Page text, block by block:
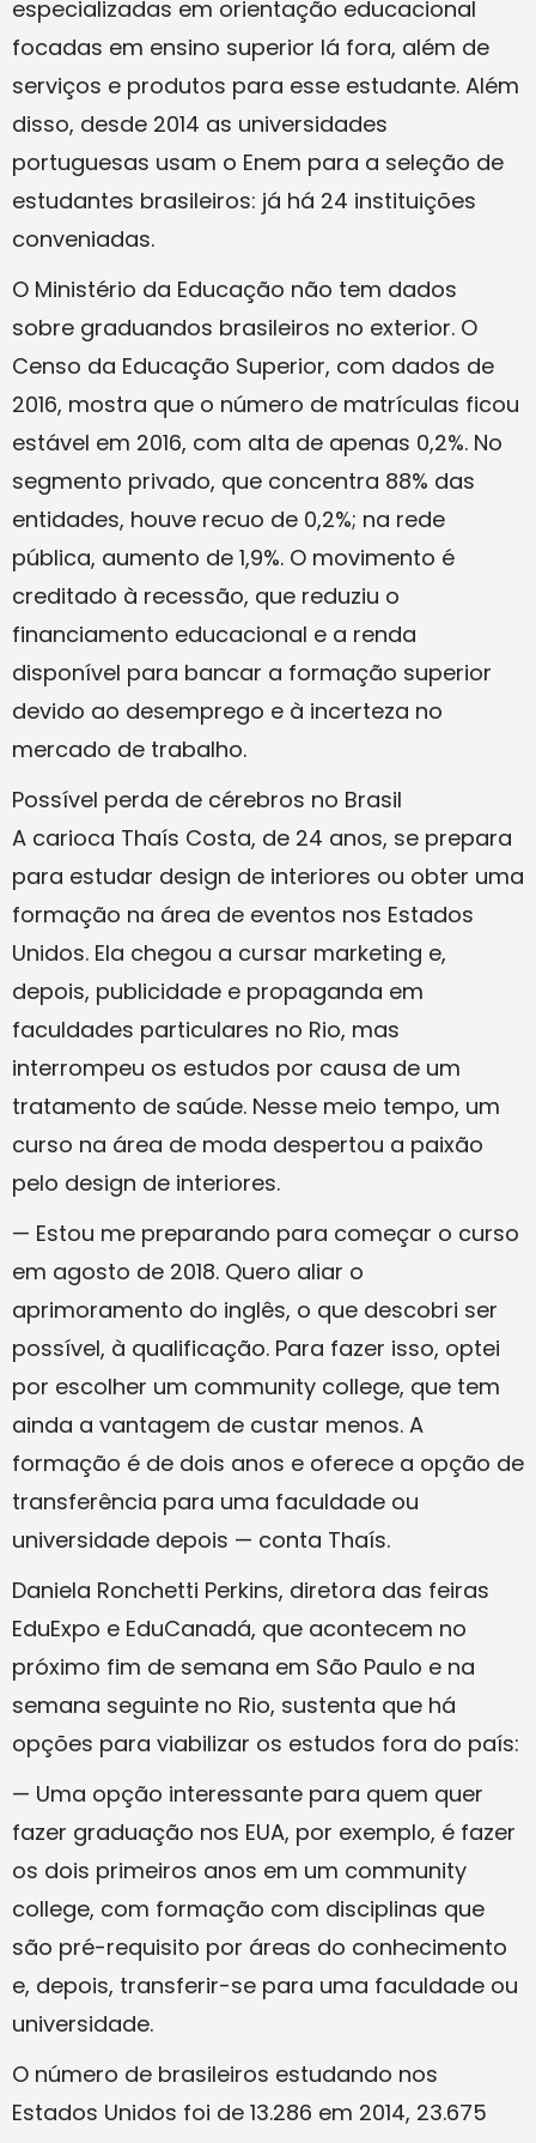
especializadas em orientação educacional
focadas em ensino superior lá fora, além de
serviços e produtos para esse estudante. Além
disso, desde 2014 as universidades
portuguesas usam o Enem para a seleção de
estudantes brasileiros: já há 24 instituições
conveniadas.
O Ministério da Educação não tem dados
sobre graduandos brasileiros no exterior. O
Censo da Educação Superior, com dados de
2016, mostra que o número de matrículas ficou
estável em 2016, com alta de apenas 0,2%. No
segmento privado, que concentra 88% das
entidades, houve recuo de 0,2%; na rede
pública, aumento de 1,9%. O movimento é
creditado à recessão, que reduziu o
financiamento educacional e a renda
disponível para bancar a formação superior
devido ao desemprego e à incerteza no
mercado de trabalho.
Possível perda de cérebros no Brasil
A carioca Thaís Costa, de 24 anos, se prepara
para estudar design de interiores ou obter uma
formação na área de eventos nos Estados
Unidos. Ela chegou a cursar marketing e,
depois, publicidade e propaganda em
faculdades particulares no Rio, mas
interrompeu os estudos por causa de um
tratamento de saúde. Nesse meio tempo, um
curso na área de moda despertou a paixão
pelo design de interiores.
— Estou me preparando para começar o curso
em agosto de 2018. Quero aliar o
aprimoramento do inglês, o que descobri ser
possível, à qualificação. Para fazer isso, optei
por escolher um community college, que tem
ainda a vantagem de custar menos. A
formação é de dois anos e oferece a opção de
transferência para uma faculdade ou
universidade depois — conta Thaís.
Daniela Ronchetti Perkins, diretora das feiras
EduExpo e EduCanadá, que acontecem no
próximo fim de semana em São Paulo e na
semana seguinte no Rio, sustenta que há
opções para viabilizar os estudos fora do país:
— Uma opção interessante para quem quer
fazer graduação nos EUA, por exemplo, é fazer
os dois primeiros anos em um community
college, com formação com disciplinas que
são pré-requisito por áreas do conhecimento
e, depois, transferir-se para uma faculdade ou
universidade.
O número de brasileiros estudando nos
Estados Unidos foi de 13.286 em 2014, 23.675